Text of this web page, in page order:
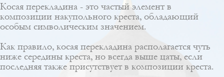
Косая перекладина - это частый элемент в
композиции накупольного креста, обладающий
особым символическим значением.
Как правило, косая перекладина располагается чуть
ниже середины креста, но всегда выше цаты, если
последняя также присутствует в композиции креста.